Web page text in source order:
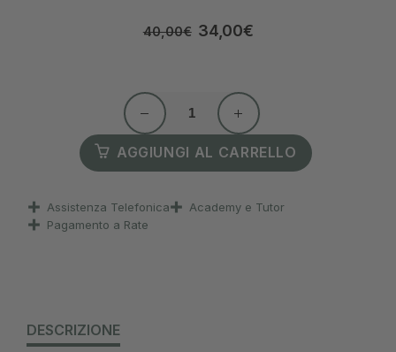
40,00€ 34,00€
AGGIUNGI AL CARRELLO
Assistenza Telefonica
Academy e Tutor
Pagamento a Rate
DESCRIZIONE